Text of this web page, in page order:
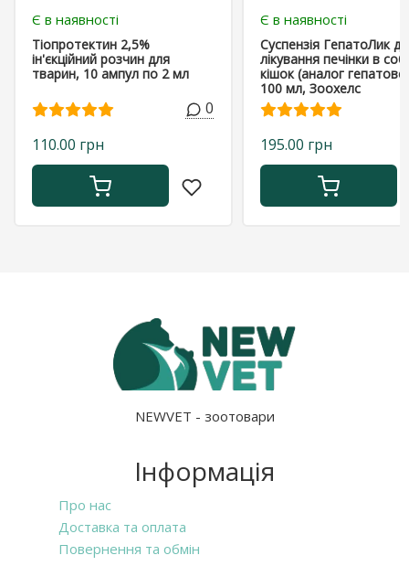
Є в наявності
Тіопротектин 2,5%
ін'єкційний розчин для
тварин, 10 ампул по 2 мл
0
110.00 грн
Є в наявності
Суспензія ГепатоЛик
лікування печінки в
кішок (аналог
100 мл, Зоохелс
195.00 грн
NEWVET - зоотовари
Інформація
Про нас
Доставка та оплата
Повернення та обмін